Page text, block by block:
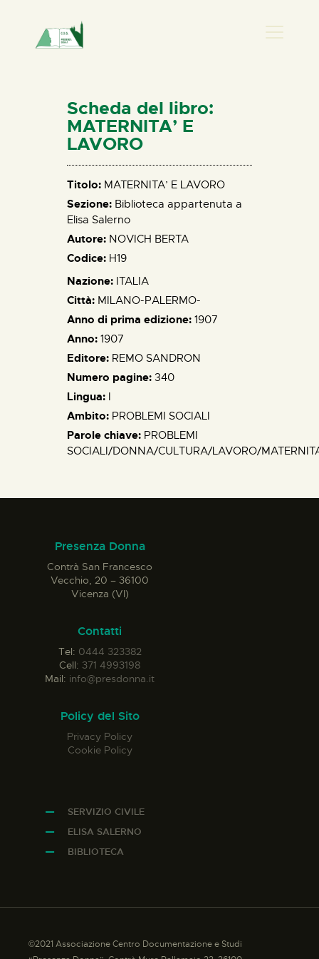
HOME
CHI SIAMO
NEWS
PERCORSI
BIBLIOTECA
ELISA SALERNO
CONTATTI
Scheda del libro:
MATERNITA’ E
LAVORO
Titolo: MATERNITA’ E LAVORO
Sezione: Biblioteca appartenuta a
Elisa Salerno
Autore: NOVICH BERTA
Codice: H19
Nazione: ITALIA
Città: MILANO-PALERMO-
Anno di prima edizione: 1907
Anno: 1907
Editore: REMO SANDRON
Numero pagine: 340
Lingua: I
Ambito: PROBLEMI SOCIALI
Parole chiave: PROBLEMI
SOCIALI/DONNA/CULTURA/LAVORO/
Presenza Donna
Contrà San Francesco
Vecchio, 20 – 36100
Vicenza (VI)
Contatti
Tel: 0444 323382
Cell: 371 4993198
Mail: info@presdonna.it
Policy del Sito
Privacy Policy
Cookie Policy
SERVIZIO CIVILE
ELISA SALERNO
BIBLIOTECA
©2021 Associazione Centro Documentazione e Studi